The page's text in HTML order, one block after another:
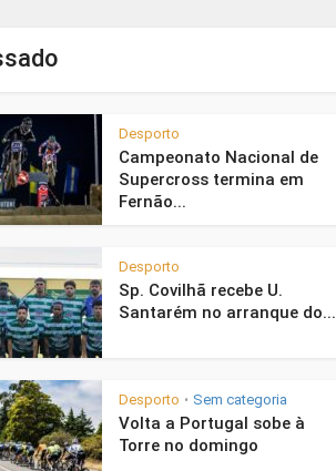
Desporto
Campeonato Nacional de
Supercross termina em
Fernão...
Desporto
Sp. Covilhã recebe U.
Santarém no arranque do...
Desporto • Sem categoria
Volta a Portugal sobe à
Torre no domingo